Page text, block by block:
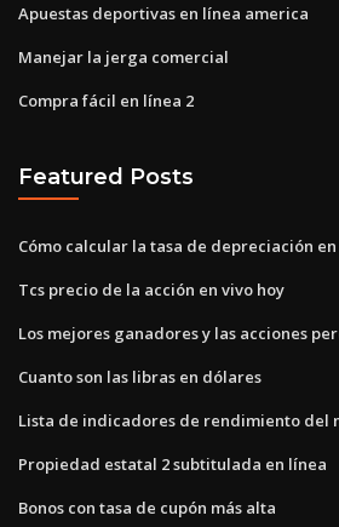
Apuestas deportivas en línea america
Manejar la jerga comercial
Compra fácil en línea 2
Featured Posts
Cómo calcular la tasa de depreciación
Tcs precio de la acción en vivo hoy
Los mejores ganadores y las acciones
Cuanto son las libras en dólares
Lista de indicadores de rendimiento del
Propiedad estatal 2 subtitulada en línea
Bonos con tasa de cupón más alta